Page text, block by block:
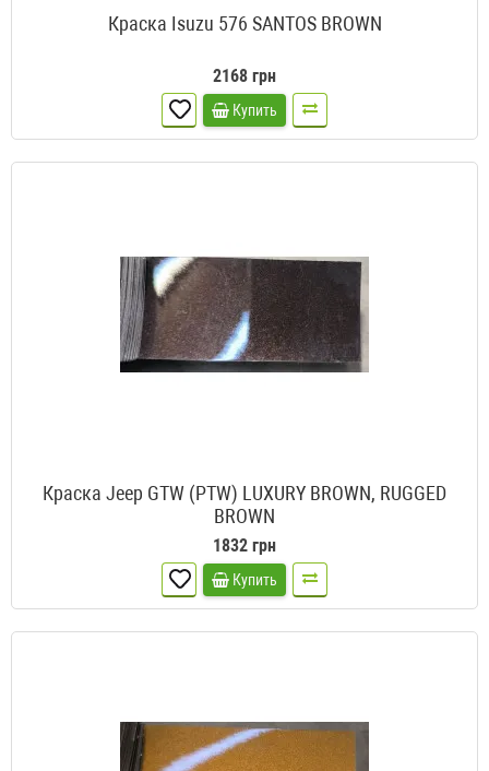
Краска Isuzu 576 SANTOS BROWN
2168 грн
Купить
Краска Jeep GTW (PTW) LUXURY BROWN, RUGGED
BROWN
1832 грн
Купить